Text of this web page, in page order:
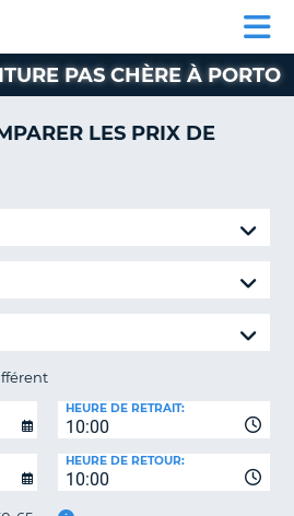
CLIENT
PAS CHÈRE À PORTO
LES PRIX DE
10:00
HEURE DE RETRAIT:
10:00
HEURE DE RETOUR: